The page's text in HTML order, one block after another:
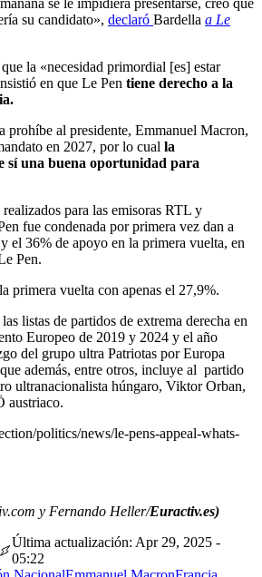
se le impidiera presentarse, creo que
su candidato», declaró Bardella a Le
la «necesidad primordial [es] estar
en que Le Pen tiene derecho a la
prohíbe al presidente, Emmanuel Macron,
en 2027, por lo cual la
sí una buena oportunidad para
para las emisoras RTL y
fue condenada por primera vez dan a
el 36% de apoyo en la primera vuelta, en
Pen.
primera vuelta con apenas el 27,9%.
listas de partidos de extrema derecha en
Europeo de 2019 y 2024 y el año
del grupo ultra Patriotas por Europa
además, entre otros, incluye al partido
ultranacionalista húngaro, Viktor Orban,
austriaco.
politics/news/le-pens-appeal-whats-
y Fernando Heller/Euractiv.es)
Última actualización: Apr 29, 2025 -
05:22